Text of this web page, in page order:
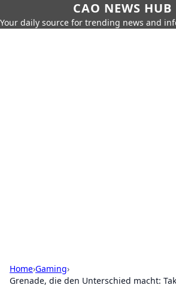
CAO NEWS HUB
Your daily source for trending news and
Home›Gaming›
Grenade, die den Unterschied macht: